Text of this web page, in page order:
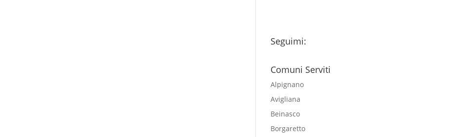
Seguimi:
Comuni Serviti
Alpignano
Avigliana
Beinasco
Borgaretto